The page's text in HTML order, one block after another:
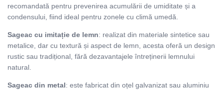
recomandată pentru prevenirea acumulării de umiditate și a
condensului, fiind ideal pentru zonele cu climă umedă.
Sageac cu imitație de lemn: realizat din materiale sintetice sau
metalice, dar cu textură și aspect de lemn, acesta oferă un design
rustic sau tradițional, fără dezavantajele întreținerii lemnului
natural.
Sageac din metal: este fabricat din oțel galvanizat sau aluminiu